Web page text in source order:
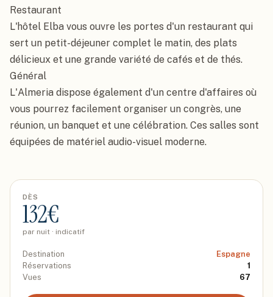
Restaurant
L'hôtel Elba vous ouvre les portes d'un restaurant qui
sert un petit-déjeuner complet le matin, des plats
délicieux et une grande variété de cafés et de thés.
Général
L'Almeria dispose également d'un centre d'affaires où
vous pourrez facilement organiser un congrès, une
réunion, un banquet et une célébration. Ces salles sont
équipées de matériel audio-visuel moderne.
DÈS
132€
par nuit · indicatif
Destination
Espagne
Réservations
1
Vues
67